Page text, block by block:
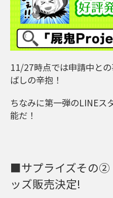
11/27時点では申請中と
ばしの辛抱！
ちなみに第一弾のLINEス
能だ！
■サプライズその②
ッズ販売決定!